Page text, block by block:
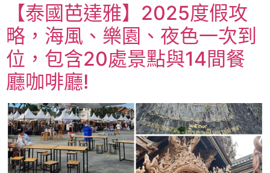
【泰國芭達雅】2025度假攻
略，海風、樂園、夜色一次到
位，包含20處景點與14間餐
廳咖啡廳!